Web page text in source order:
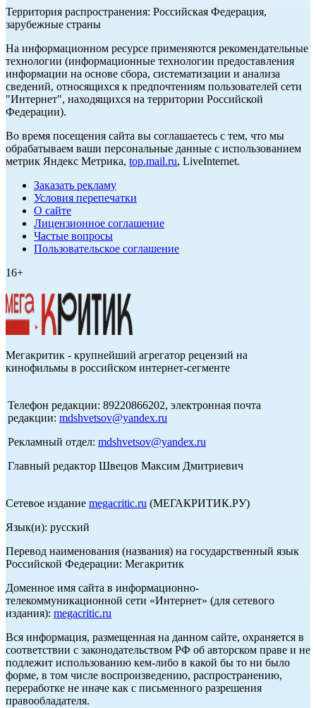
Территория распространения: Российская Федерация,
зарубежные страны
На информационном ресурсе применяются рекомендательные
технологии (информационные технологии предоставления
информации на основе сбора, систематизации и анализа
сведений, относящихся к предпочтениям пользователей сети
"Интернет", находящихся на территории Российской
Федерации).
Во время посещения сайта вы соглашаетесь с тем, что мы
обрабатываем ваши персональные данные с использованием
метрик Яндекс Метрика, top.mail.ru, LiveInternet.
Заказать рекламу
Условия перепечатки
О сайте
Лицензионное соглашение
Частые вопросы
Пользовательское соглашение
16+
Мегакритик - крупнейший агрегатор рецензий на
кинофильмы в российском интернет-сегменте
Телефон редакции: 89220866202, электронная почта
редакции: mdshvetsov@yandex.ru
Рекламный отдел: mdshvetsov@yandex.ru
Главный редактор Швецов Максим Дмитриевич
Сетевое издание megacritic.ru (МЕГАКРИТИК.РУ)
Язык(и): русский
Перевод наименования (названия) на государственный язык
Российской Федерации: Мегакритик
Доменное имя сайта в информационно-
телекоммуникационной сети «Интернет» (для сетевого
издания): megacritic.ru
Вся информация, размещенная на данном сайте, охраняется в
соответствии с законодательством РФ об авторском праве и не
подлежит использованию кем-либо в какой бы то ни было
форме, в том числе воспроизведению, распространению,
переработке не иначе как с письменного разрешения
правообладателя.